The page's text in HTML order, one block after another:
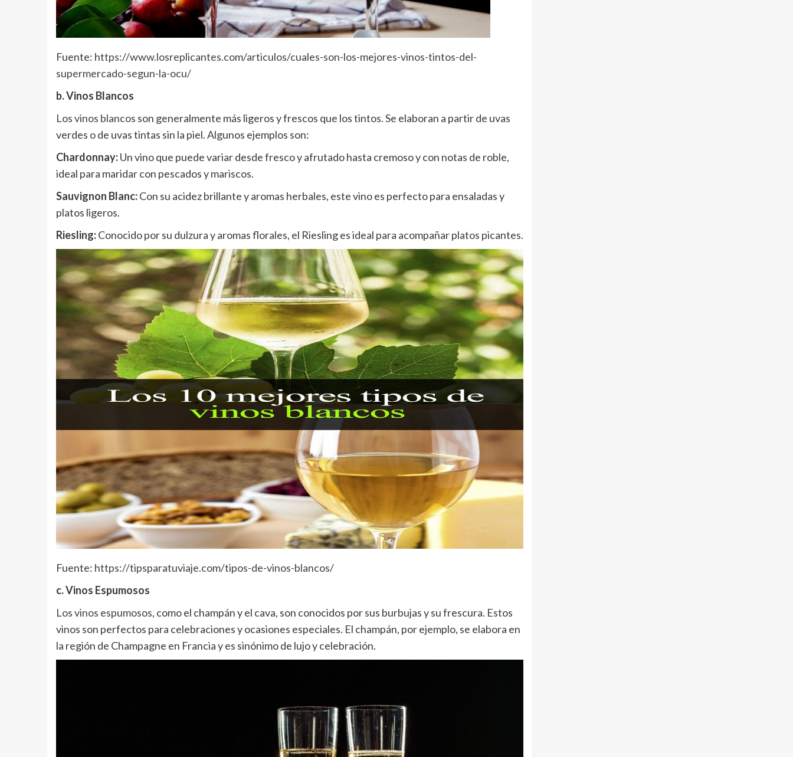
Fuente: https://www.losreplicantes.com/articulos/cuales-son-los-mejores-vinos-tintos-del-
supermercado-segun-la-ocu/
b. Vinos Blancos
Los vinos blancos son generalmente más ligeros y frescos que los tintos. Se elaboran a partir de uvas
verdes o de uvas tintas sin la piel. Algunos ejemplos son:
Chardonnay:Un vino que puede variar desde fresco y afrutado hasta cremoso y con notas de roble,
ideal para maridar con pescados y mariscos.
Sauvignon Blanc:Con su acidez brillante y aromas herbales, este vino es perfecto para ensaladas y
platos ligeros.
Riesling:Conocido por su dulzura y aromas florales, el Riesling es ideal para acompañar platos picantes.
Fuente: https://tipsparatuviaje.com/tipos-de-vinos-blancos/
c. Vinos Espumosos
Los vinos espumosos, como el champán y el cava, son conocidos por sus burbujas y su frescura. Estos
vinos son perfectos para celebraciones y ocasiones especiales. El champán, por ejemplo, se elabora en
la región de Champagne en Francia y es sinónimo de lujo y celebración.